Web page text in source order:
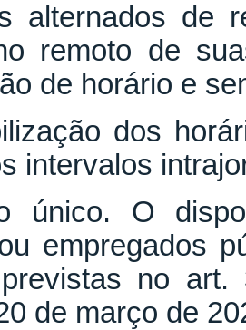
alternados de
remoto de
de horário e
dos
intervalos
único. O
empregados
no
de março de